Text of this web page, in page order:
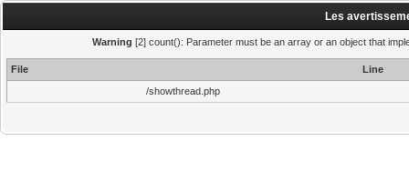
Les
Warning [2] count(): Parameter must be an array or an object that
File
Line
/showthread.php